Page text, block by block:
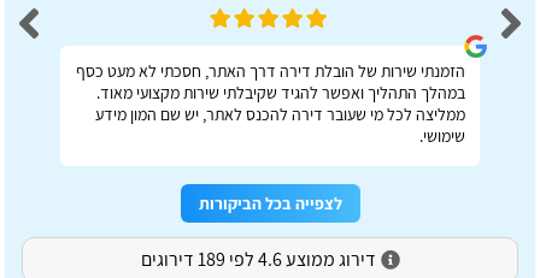
הזמנתי שירות של הובלת דירה דרך האתר, חסכתי לא מעט כסף
במהלך התהליך ואפשר להגיד שקיבלתי שירות מקצועי מאוד.
ממליצה לכל מי שעובר דירה להכנס לאתר, יש שם המון מידע
שימושי.
לצפייה בכל הביקורות
דירוג ממוצע 4.6 לפי 189 דירוגים